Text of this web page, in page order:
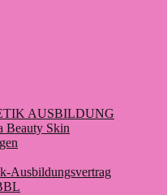
AUSBILDUNG
Beauty Skin
Ausbildungsvertrag